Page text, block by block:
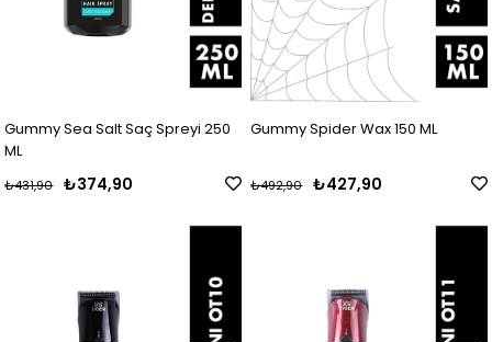
Gummy Sea Salt Saç Spreyi 250
ML
₺374,90
₺431,90
Gummy Spider Wax 150 ML
₺427,90
₺492,90